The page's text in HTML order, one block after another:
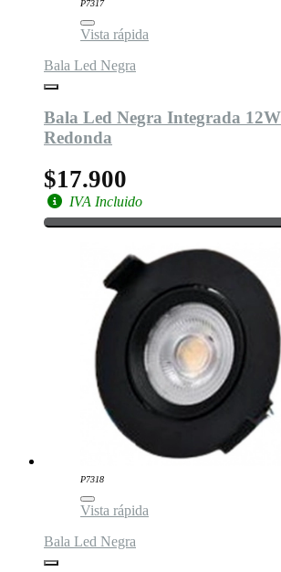
P7317
Vista rápida
Bala Led Negra
Bala Led Negra Integrada
Redonda
$17.900
IVA Incluido
P7318
Vista rápida
Bala Led Negra